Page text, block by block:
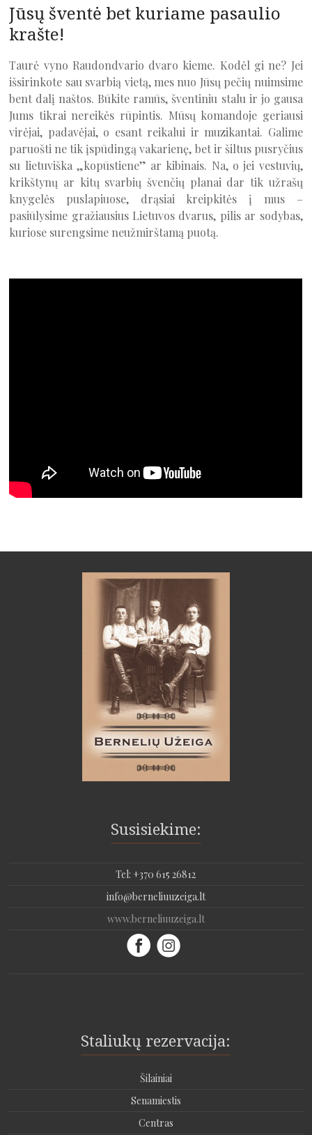
Jūsų šventė bet kuriame pasaulio
krašte!
Taurė vyno Raudondvario dvaro kieme. Kodėl gi ne? Jei
išsirinkote sau svarbią vietą, mes nuo Jūsų pečių nuimsime
bent dalį naštos. Būkite ramūs, šventiniu stalu ir jo gausa
Jums tikrai nereikės rūpintis. Mūsų komandoje geriausi
virėjai, padavėjai, o esant reikalui ir muzikantai. Galime
paruošti ne tik įspūdingą vakarienę, bet ir šiltus pusryčius
su lietuviška „kopūstiene” ar kibinais. Na, o jei vestuvių,
krikštynų ar kitų svarbių švenčių planai dar tik užrašų
knygelės puslapiuose, drąsiai kreipkitės į mus –
pasiūlysime gražiausius Lietuvos dvarus, pilis ar sodybas,
kuriose surengsime neužmirštamą puotą.
Susisiekime:
Tel: +370 615 26812
info@berneliuuzeiga.lt
www.berneliuuzeiga.lt
Staliukų rezervacija:
Šilainiai
Senamiestis
Centras